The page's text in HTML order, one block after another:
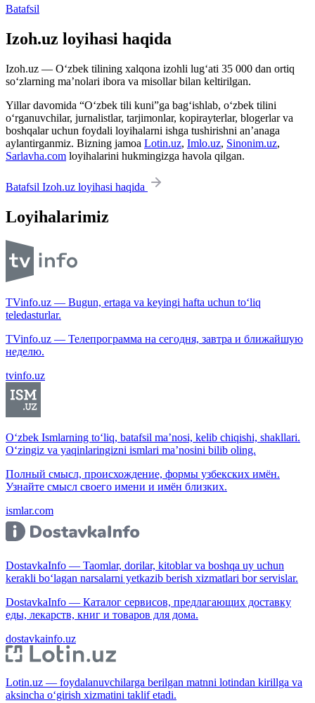
Batafsil
Izoh.uz loyihasi haqida
Izoh.uz — O‘zbek tilining xalqona izohli lug‘ati 35 000 dan ortiq
so‘zlarning ma’nolari ibora va misollar bilan keltirilgan.
Yillar davomida “O‘zbek tili kuni”ga bag‘ishlab, o‘zbek tilini
o‘rganuvchilar, jurnalistlar, tarjimonlar, kopirayterlar, blogerlar va
boshqalar uchun foydali loyihalarni ishga tushirishni an’anaga
aylantirganmiz. Bizning jamoa Lotin.uz, Imlo.uz, Sinonim.uz,
Sarlavha.com loyihalarini hukmingizga havola qilgan.
Batafsil Izoh.uz loyihasi haqida
Loyihalarimiz
TVinfo.uz — Bugun, ertaga va keyingi hafta uchun to‘liq
teledasturlar.
TVinfo.uz — Телепрограмма на сегодня, завтра и ближайшую
неделю.
tvinfo.uz
O‘zbek Ismlarning to‘liq, batafsil ma’nosi, kelib chiqishi, shakllari.
O‘zingiz va yaqinlaringizni ismlari ma’nosini bilib oling.
Полный смысл, происхождение, формы узбекских имён.
Узнайте смысл своего имени и имён близких.
ismlar.com
DostavkaInfo — Taomlar, dorilar, kitoblar va boshqa uy uchun
kerakli bo‘lagan narsalarni yetkazib berish xizmatlari bor servislar.
DostavkaInfo — Каталог сервисов, предлагающих доставку
еды, лекарств, книг и товаров для дома.
dostavkainfo.uz
Lotin.uz — foydalanuvchilarga berilgan matnni lotindan kirillga va
aksincha o‘girish xizmatini taklif etadi.